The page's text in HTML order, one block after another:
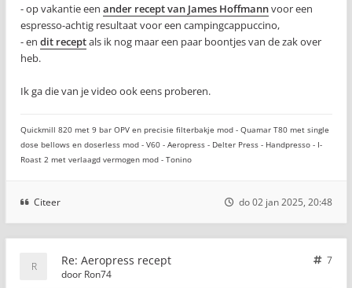
- op vakantie een ander recept van James Hoffmannvoor een
espresso-achtig resultaat voor een campingcappuccino,
- en dit receptals ik nog maar een paar boontjes van de zak over
heb.
Ik ga die van je video ook eens proberen.
Quickmill 820 met 9 bar OPV en precisie filterbakje mod - Quamar T80 met single
dose bellows en doserless mod - V60 - Aeropress - Delter Press - Handpresso - I-
Roast 2 met verlaagd vermogen mod - Tonino
Citeer do 02 jan 2025, 20:48
Re: Aeropress recept
7
door Ron74